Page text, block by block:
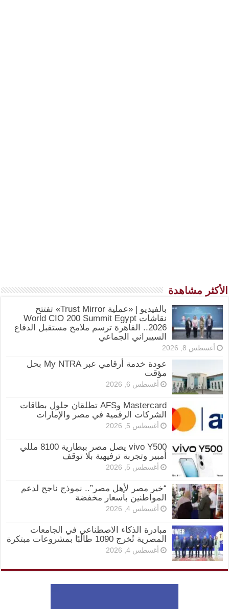
الأكثر مشاهدة
بالفيديو | «عملية Trust Mirror» تفتتح
نقاشات World CIO 200 Summit Egypt
2026.. القاهرة ترسم ملامح مستقبل الدفاع
السيبراني الجماعي
أغسطس 8, 2026
عودة خدمة أرقامي عبر My NTRA بحل
مؤقت
أغسطس 6, 2026
Mastercard وAFS تطلقان حلول بطاقات
الشركات الرقمية في مصر والإمارات
أغسطس 5, 2026
vivo Y500 يصل مصر ببطارية 8100 مللي
أمبير وتجربة ترفيهية بلا توقف
أغسطس 5, 2026
“خير مصر لأهل مصر”.. نموذج ناجح لدعم
المواطنين بأسعار مخفضة
أغسطس 4, 2026
مبادرة الذكاء الاصطناعي في الجامعات
المصرية تُخرج 1090 طالبًا بمشروعات مبتكرة
أغسطس 4, 2026